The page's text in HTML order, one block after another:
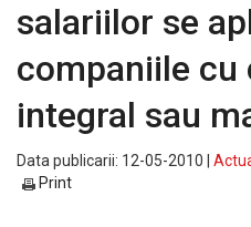
salariilor se
companiile cu
integral sau
Data publicarii: 12-05-2010 |
Print